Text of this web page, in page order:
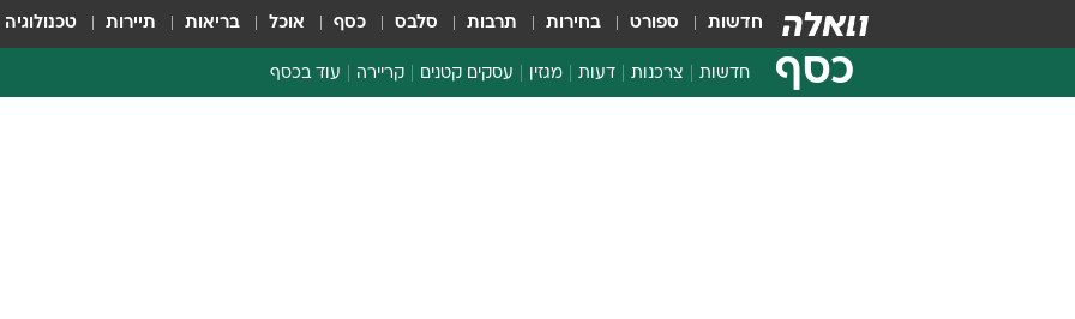
חדשות ספורט בחירות תרבות סלבס כסף אוכל בריאות תיירות טכנולוגיה
כסף חדשות צרכנות דעות מגזין עסקים קטנים קריירה עוד בכסף